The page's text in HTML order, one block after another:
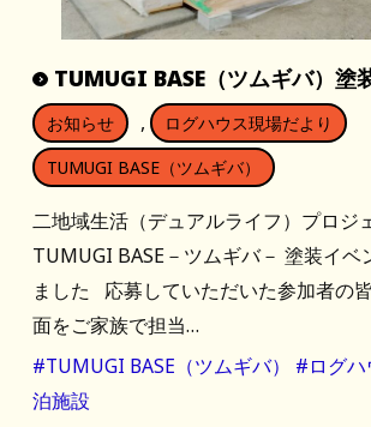
TUMUGI BASE（ツムギバ）塗
お知らせ ,
ログハウス現場だより
TUMUGI BASE（ツムギバ）
二地域生活（デュアルライフ）プロジ
TUMUGI BASE－ツムギバ－ 塗装イベ
ました 応募していただいた参加者の
面をご家族で担当…
#TUMUGI BASE（ツムギバ）
#ログハ
泊施設